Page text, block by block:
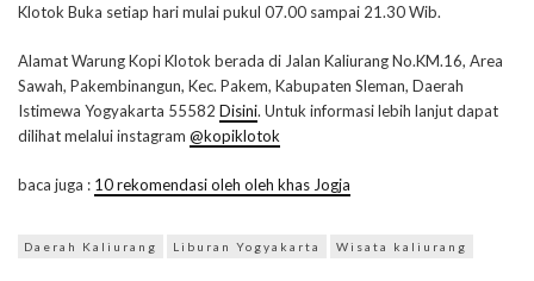
Klotok Buka setiap hari mulai pukul 07.00 sampai 21.30 Wib.
Alamat Warung Kopi Klotok berada di Jalan Kaliurang No.KM.16, Area
Sawah, Pakembinangun, Kec. Pakem, Kabupaten Sleman, Daerah
Istimewa Yogyakarta 55582 Disini. Untuk informasi lebih lanjut dapat
dilihat melalui instagram @kopiklotok
baca juga : 10 rekomendasi oleh oleh khas Jogja
Daerah Kaliurang Liburan Yogyakarta Wisata kaliurang